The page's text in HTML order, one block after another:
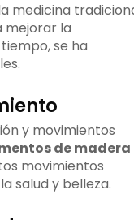
medicina
mejorar la
se ha
y movimientos
de madera
movimientos
salud y belleza.